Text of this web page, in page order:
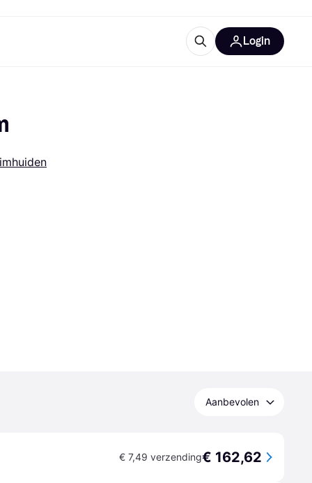
Login
Aanbevolen
€ 7,49 verzending€ 162,62